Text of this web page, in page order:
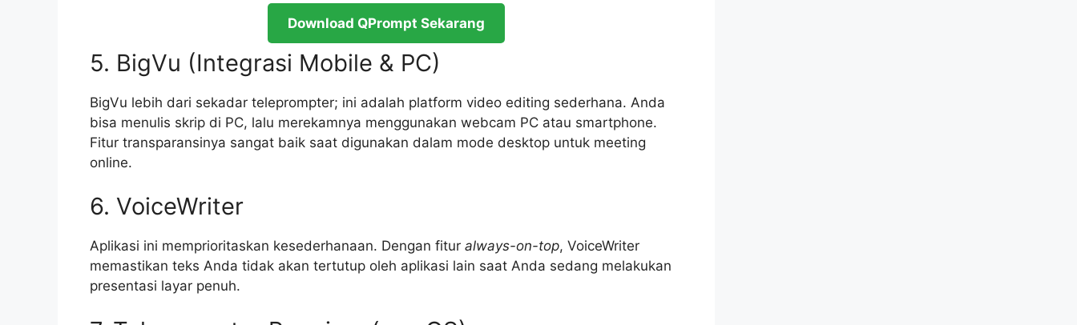
Download QPrompt Sekarang
5. BigVu (Integrasi Mobile & PC)
BigVu lebih dari sekadar teleprompter; ini adalah platform video editing sederhana. Anda
bisa menulis skrip di PC, lalu merekamnya menggunakan webcam PC atau smartphone.
Fitur transparansinya sangat baik saat digunakan dalam mode desktop untuk meeting
online.
6. VoiceWriter
Aplikasi ini memprioritaskan kesederhanaan. Dengan fitur always-on-top, VoiceWriter
memastikan teks Anda tidak akan tertutup oleh aplikasi lain saat Anda sedang melakukan
presentasi layar penuh.